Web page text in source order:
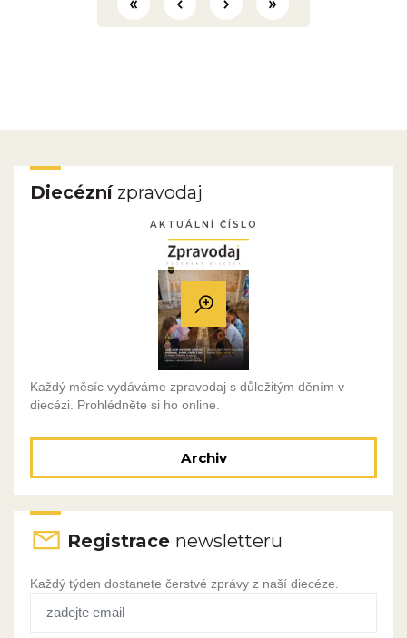
Diecéznízpravodaj
AKTUÁLNÍ ČÍSLO
Každý měsíc vydáváme zpravodaj s důležitým děním v
diecézi. Prohlédněte si ho online.
Archiv
Registrace newsletteru
Každý týden dostanete čerstvé zprávy z naší diecéze.